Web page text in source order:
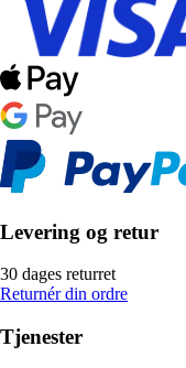
Levering og retur
30 dages returret
Returnér din ordre
Tjenester